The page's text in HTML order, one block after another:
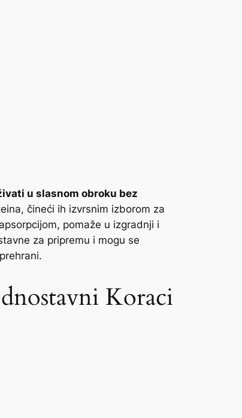
u slasnom obroku bez
čineći ih izvrsnim izborom za
pomaže u izgradnji i
za pripremu i mogu se
Koraci